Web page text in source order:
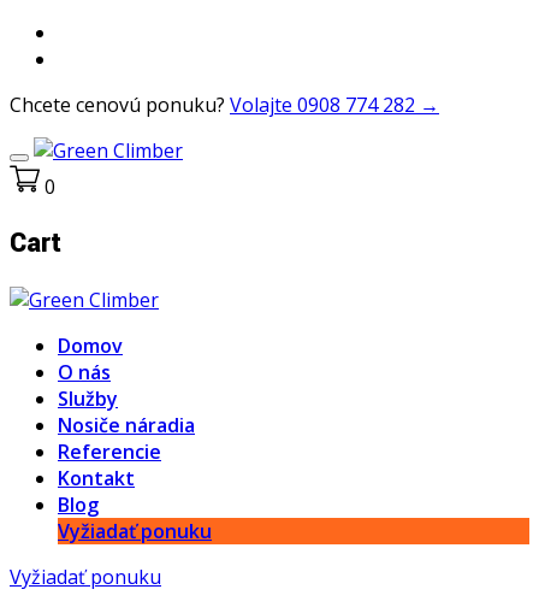
Chcete cenovú ponuku? Volajte 0908 774 282 →
0
Cart
Domov
O nás
Služby
Nosiče náradia
Referencie
Kontakt
Blog
Vyžiadať ponuku
Vyžiadať ponuku